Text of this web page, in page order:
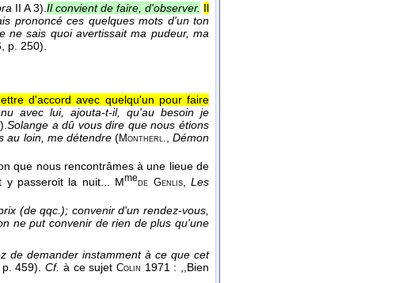
II A 3).Il convient de faire, d'observer. Il
prononcé ces quelques mots d'un ton
ne sais quoi avertissait ma pudeur, ma
, p. 250).
d'accord avec quelqu'un pour faire
avec lui, ajouta-t-il, qu'au besoin je
Solange a dû vous dire que nous étions
au loin, me détendre(Montherl.,Démon
que nous rencontrâmes à une lieue de
y passeroit la nuit... Mmede Genlis,Les
(de qqc.); convenir d'un rendez-vous,
ne put convenir de rien de plus qu'une
de demander instamment à ce que cet
p. 459).Cf. à ce sujet Colin 1971 : ,,Bien